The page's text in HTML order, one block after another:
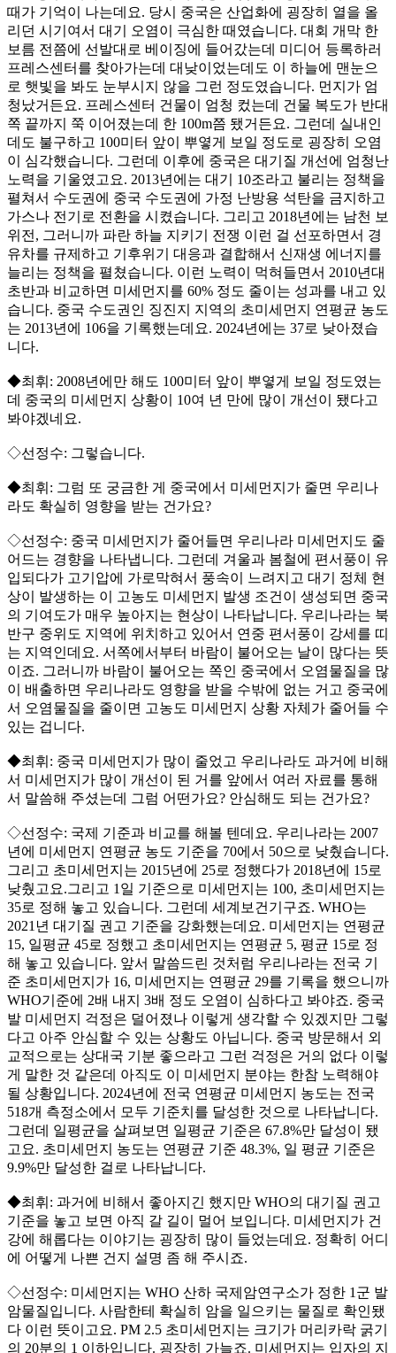
때가 기억이 나는데요. 당시 중국은 산업화에 굉장히 열을 올
리던 시기여서 대기 오염이 극심한 때였습니다. 대회 개막 한
보름 전쯤에 선발대로 베이징에 들어갔는데 미디어 등록하러
프레스센터를 찾아가는데 대낮이었는데도 이 하늘에 맨눈으
로 햇빛을 봐도 눈부시지 않을 그런 정도였습니다. 먼지가 엄
청났거든요. 프레스센터 건물이 엄청 컸는데 건물 복도가 반대
쪽 끝까지 쭉 이어졌는데 한 100m쯤 됐거든요. 그런데 실내인
데도 불구하고 100미터 앞이 뿌옇게 보일 정도로 굉장히 오염
이 심각했습니다. 그런데 이후에 중국은 대기질 개선에 엄청난
노력을 기울였고요. 2013년에는 대기 10조라고 불리는 정책을
펼쳐서 수도권에 중국 수도권에 가정 난방용 석탄을 금지하고
가스나 전기로 전환을 시켰습니다. 그리고 2018년에는 남천 보
위전, 그러니까 파란 하늘 지키기 전쟁 이런 걸 선포하면서 경
유차를 규제하고 기후위기 대응과 결합해서 신재생 에너지를
늘리는 정책을 펼쳤습니다. 이런 노력이 먹혀들면서 2010년대
초반과 비교하면 미세먼지를 60% 정도 줄이는 성과를 내고 있
습니다. 중국 수도권인 징진지 지역의 초미세먼지 연평균 농도
는 2013년에 106을 기록했는데요. 2024년에는 37로 낮아졌습
니다.
◆최휘: 2008년에만 해도 100미터 앞이 뿌옇게 보일 정도였는
데 중국의 미세먼지 상황이 10여 년 만에 많이 개선이 됐다고
봐야겠네요.
◇선정수: 그렇습니다.
◆최휘: 그럼 또 궁금한 게 중국에서 미세먼지가 줄면 우리나
라도 확실히 영향을 받는 건가요?
◇선정수: 중국 미세먼지가 줄어들면 우리나라 미세먼지도 줄
어드는 경향을 나타냅니다. 그런데 겨울과 봄철에 편서풍이 유
입되다가 고기압에 가로막혀서 풍속이 느려지고 대기 정체 현
상이 발생하는 이 고농도 미세먼지 발생 조건이 생성되면 중국
의 기여도가 매우 높아지는 현상이 나타납니다. 우리나라는 북
반구 중위도 지역에 위치하고 있어서 연중 편서풍이 강세를 띠
는 지역인데요. 서쪽에서부터 바람이 불어오는 날이 많다는 뜻
이죠. 그러니까 바람이 불어오는 쪽인 중국에서 오염물질을 많
이 배출하면 우리나라도 영향을 받을 수밖에 없는 거고 중국에
서 오염물질을 줄이면 고농도 미세먼지 상황 자체가 줄어들 수
있는 겁니다.
◆최휘: 중국 미세먼지가 많이 줄었고 우리나라도 과거에 비해
서 미세먼지가 많이 개선이 된 거를 앞에서 여러 자료를 통해
서 말씀해 주셨는데 그럼 어떤가요? 안심해도 되는 건가요?
◇선정수: 국제 기준과 비교를 해볼 텐데요. 우리나라는 2007
년에 미세먼지 연평균 농도 기준을 70에서 50으로 낮췄습니다.
그리고 초미세먼지는 2015년에 25로 정했다가 2018년에 15로
낮췄고요.그리고 1일 기준으로 미세먼지는 100, 초미세먼지는
35로 정해 놓고 있습니다. 그런데 세계보건기구죠. WHO는
2021년 대기질 권고 기준을 강화했는데요. 미세먼지는 연평균
15, 일평균 45로 정했고 초미세먼지는 연평균 5, 평균 15로 정
해 놓고 있습니다. 앞서 말씀드린 것처럼 우리나라는 전국 기
준 초미세먼지가 16, 미세먼지는 연평균 29를 기록을 했으니까
WHO기준에 2배 내지 3배 정도 오염이 심하다고 봐야죠. 중국
발 미세먼지 걱정은 덜어졌나 이렇게 생각할 수 있겠지만 그렇
다고 아주 안심할 수 있는 상황도 아닙니다. 중국 방문해서 외
교적으로는 상대국 기분 좋으라고 그런 걱정은 거의 없다 이렇
게 말한 것 같은데 아직도 이 미세먼지 분야는 한참 노력해야
될 상황입니다. 2024년에 전국 연평균 미세먼지 농도는 전국
518개 측정소에서 모두 기준치를 달성한 것으로 나타납니다.
그런데 일평균을 살펴보면 일평균 기준은 67.8%만 달성이 됐
고요. 초미세먼지 농도는 연평균 기준 48.3%, 일 평균 기준은
9.9%만 달성한 걸로 나타납니다.
◆최휘: 과거에 비해서 좋아지긴 했지만 WHO의 대기질 권고
기준을 놓고 보면 아직 갈 길이 멀어 보입니다. 미세먼지가 건
강에 해롭다는 이야기는 굉장히 많이 들었는데요. 정확히 어디
에 어떻게 나쁜 건지 설명 좀 해 주시죠.
◇선정수: 미세먼지는 WHO 산하 국제암연구소가 정한 1군 발
암물질입니다. 사람한테 확실히 암을 일으키는 물질로 확인됐
다 이런 뜻이고요. PM 2.5 초미세먼지는 크기가 머리카락 굵기
의 20분의 1 이하입니다. 굉장히 가늘죠. 미세먼지는 입자의 지